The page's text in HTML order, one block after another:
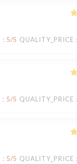
: 5/5 QUALITY_PRICE
: 5/5 QUALITY_PRICE
: 5/5 QUALITY_PRICE